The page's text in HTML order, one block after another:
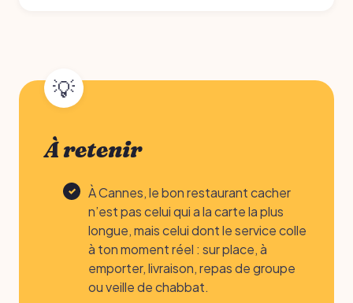
À retenir
À Cannes, le bon restaurant cacher
n’est pas celui qui a la carte la plus
longue, mais celui dont le service colle
à ton moment réel : sur place, à
emporter, livraison, repas de groupe
ou veille de chabbat.